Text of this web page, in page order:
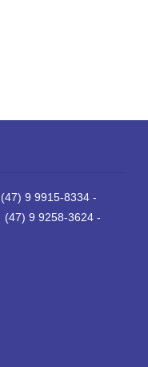
(47) 9 9915-8334 -
(47) 9 9258-3624 -